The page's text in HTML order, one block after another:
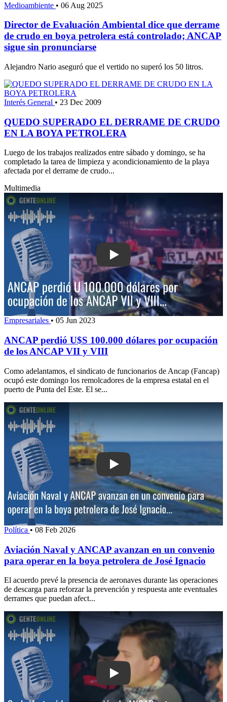
Medioambiente • 06 Aug 2025
Director de Evaluación Ambiental dice que derrame
de crudo en boya petrolera está controlado; ANCAP
sigue sin pronunciarse
Alejandro Nario aseguró que el vertido no superó los 50 litros.
Interés General • 23 Dec 2009
QUEDO SUPERADO EL DERRAME DE CRUDO
EN LA BOYA PETROLERA
Luego de los trabajos realizados entre sábado y domingo, se ha
completado la tarea de limpieza y acondicionamiento de la playa
afectada por el derrame de crudo...
Multimedia
Play: ANCAP perdió U$S 100.000
Empresariales • 05 Jun 2023
ANCAP perdió U$S 100.000 dólares por ocupación
de los ANCAP VII y VIII
Como adelantamos, el sindicato de funcionarios de Ancap (Fancap)
ocupó este domingo los remolcadores de la empresa estatal en el
puerto de Punta del Este. El se...
Play: Aviación Naval y ANCAP
Política • 08 Feb 2026
Aviación Naval y ANCAP avanzan en un convenio
para operar en la boya petrolera de José Ignacio
El acuerdo prevé la presencia de aeronaves durante las operaciones
de descarga para reforzar la prevención y respuesta ante eventuales
derrames que puedan afect...
Play: Garlo destacó la preparación